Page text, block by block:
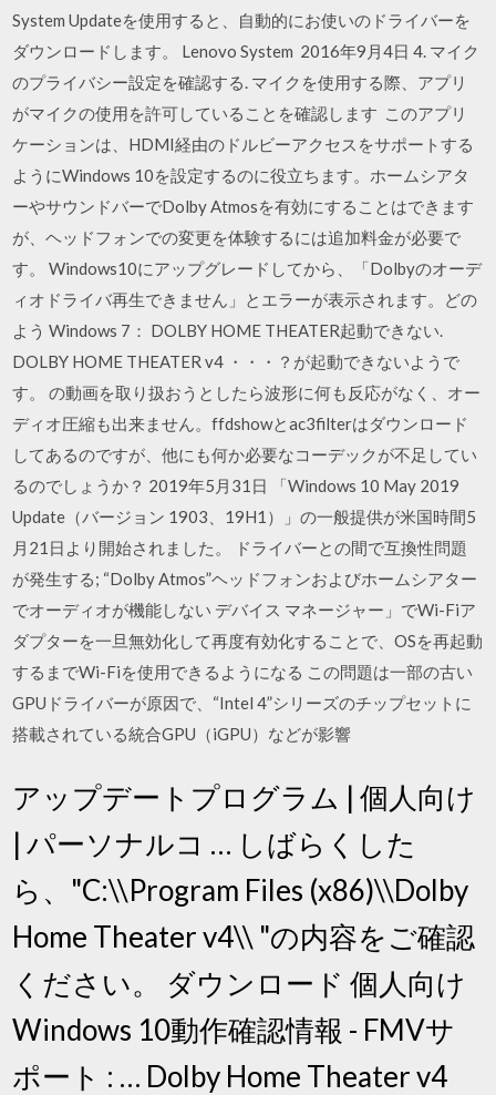
System Updateを使用すると、自動的にお使いのドライバーを
ダウンロードします。 Lenovo System 2016年9月4日 4. マイク
のプライバシー設定を確認する. マイクを使用する際、アプリ
がマイクの使用を許可していることを確認します このアプリ
ケーションは、HDMI経由のドルビーアクセスをサポートする
ようにWindows 10を設定するのに役立ちます。ホームシアタ
ーやサウンドバーでDolby Atmosを有効にすることはできます
が、ヘッドフォンでの変更を体験するには追加料金が必要で
す。 Windows10にアップグレードしてから、「Dolbyのオーデ
ィオドライバ再生できません」とエラーが表示されます。どの
よう Windows 7： DOLBY HOME THEATER起動できない.
DOLBY HOME THEATER v4 ・・・？が起動できないようで
す。 の動画を取り扱おうとしたら波形に何も反応がなく、オー
ディオ圧縮も出来ません。ffdshowとac3filterはダウンロード
してあるのですが、他にも何か必要なコーデックが不足してい
るのでしょうか？ 2019年5月31日 「Windows 10 May 2019
Update（バージョン 1903、19H1）」の一般提供が米国時間5
月21日より開始されました。 ドライバーとの間で互換性問題
が発生する; “Dolby Atmos”ヘッドフォンおよびホームシアター
でオーディオが機能しない デバイス マネージャー」でWi-Fiア
ダプターを一旦無効化して再度有効化することで、OSを再起動
するまでWi-Fiを使用できるようになる この問題は一部の古い
GPUドライバーが原因で、“Intel 4”シリーズのチップセットに
搭載されている統合GPU（iGPU）などが影響
アップデートプログラム | 個人向け
| パーソナルコ … しばらくした
ら、"C:\\Program Files (x86)\\Dolby
Home Theater v4\\ "の内容をご確認
ください。 ダウンロード 個人向け
Windows 10動作確認情報 - FMVサ
ポート : … Dolby Home Theater v4